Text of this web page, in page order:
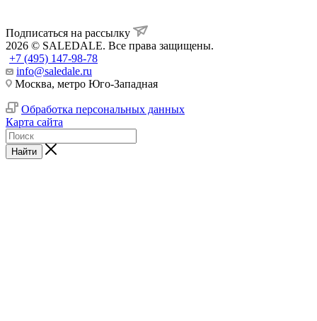
Подписаться на рассылку
2026 © SALEDALE. Все права защищены.
+7 (495) 147-98-78
info@saledale.ru
Москва, метро Юго-Западная
Обработка персональных данных
Карта сайта
Найти